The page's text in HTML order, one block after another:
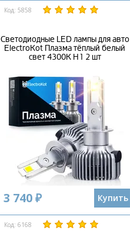
Код: 5858
Светодиодные LED лампы для авто
ElectroKot Плазма тёплый белый
свет 4300K H1 2 шт
3 740 ₽ Купить
Код: 6168